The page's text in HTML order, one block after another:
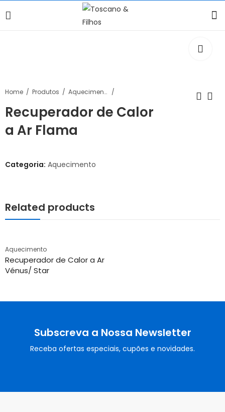
Home Produtos Aquecimento
Recuperador de Calor
a Ar Flama
Categoria: Aquecimento
Related products
Aquecimento
Recuperador de Calor a Ar
Vénus/ Star
Subscreva a Nossa Newsletter
Receba ofertas especiais, cupões e novidades.